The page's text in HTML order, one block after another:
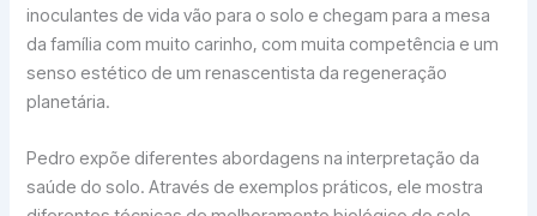
inoculantes de vida vão para o solo e chegam para a mesa
da família com muito carinho, com muita competência e um
senso estético de um renascentista da regeneração
planetária.
Pedro expõe diferentes abordagens na interpretação da
saúde do solo. Através de exemplos práticos, ele mostra